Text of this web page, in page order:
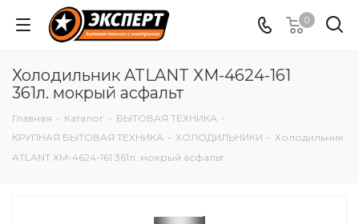
0
Холодильник ATLANT ХМ-4624-161
361л. мокрый асфальт
Главная - Каталог - БЫТОВАЯ ТЕХНИКА -
КРУПНАЯ БЫТОВАЯ ТЕХНИКА - ХОЛОДИЛЬНИКИ - Холодильник
ATLANT ХМ-4624-161 361л. мокрый асфальт